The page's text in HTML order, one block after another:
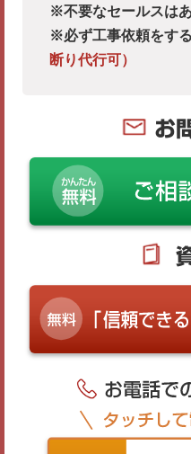
※不要なセールスはあ
※必ず工事依頼をす
断り代行可）
お